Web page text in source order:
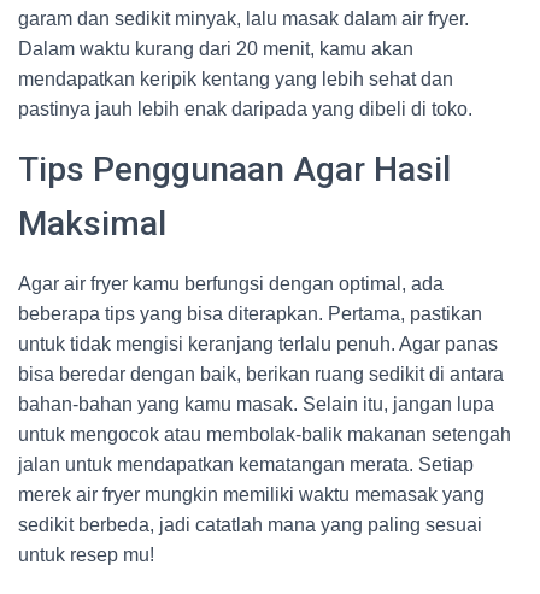
garam dan sedikit minyak, lalu masak dalam air fryer.
Dalam waktu kurang dari 20 menit, kamu akan
mendapatkan keripik kentang yang lebih sehat dan
pastinya jauh lebih enak daripada yang dibeli di toko.
Tips Penggunaan Agar Hasil
Maksimal
Agar air fryer kamu berfungsi dengan optimal, ada
beberapa tips yang bisa diterapkan. Pertama, pastikan
untuk tidak mengisi keranjang terlalu penuh. Agar panas
bisa beredar dengan baik, berikan ruang sedikit di antara
bahan-bahan yang kamu masak. Selain itu, jangan lupa
untuk mengocok atau membolak-balik makanan setengah
jalan untuk mendapatkan kematangan merata. Setiap
merek air fryer mungkin memiliki waktu memasak yang
sedikit berbeda, jadi catatlah mana yang paling sesuai
untuk resep mu!